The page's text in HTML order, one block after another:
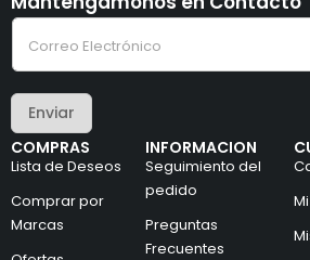
COMPRAS
Lista de Deseos
Comprar por
Marcas
INFORMACION
Seguimiento del
pedido
Preguntas
Frecuentes
*
e
e
t
ó
n
i
c
o
C
C
e
e
l
e
t
r
Enviar